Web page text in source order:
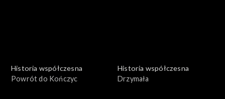
Historia współczesna
Powrót do Kończyc
Historia współczesna
Drzymała